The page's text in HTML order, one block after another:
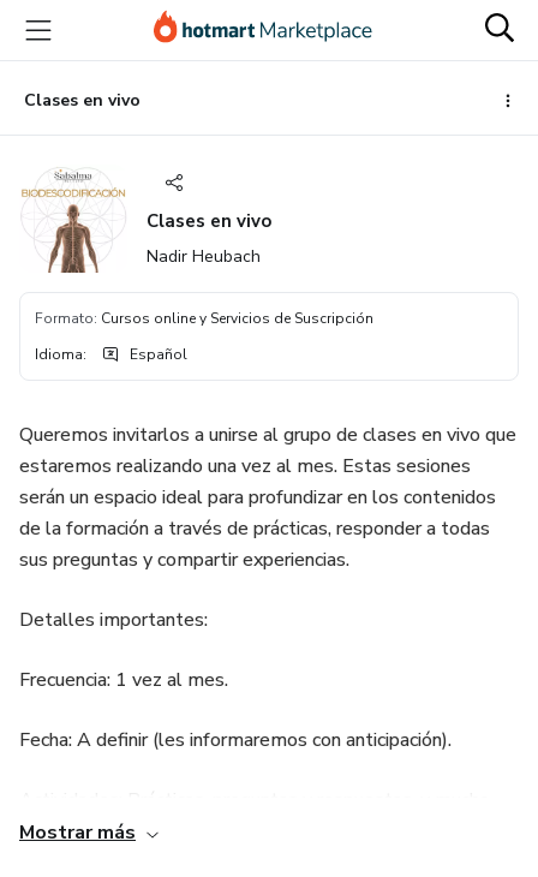
principal
página
de
página
Clases en vivo
Clases en vivo
Nadir Heubach
Formato: Cursos online y Servicios de Suscripción
Idioma: Español
Queremos invitarlos a unirse al grupo de clases en vivo que
estaremos realizando una vez al mes. Estas sesiones
serán un espacio ideal para profundizar en los contenidos
de la formación a través de prácticas, responder a todas
sus preguntas y compartir experiencias.
Detalles importantes:
Frecuencia: 1 vez al mes.
Fecha: A definir (les informaremos con anticipación).
aprendizaje en comunidad.
Mostrar más